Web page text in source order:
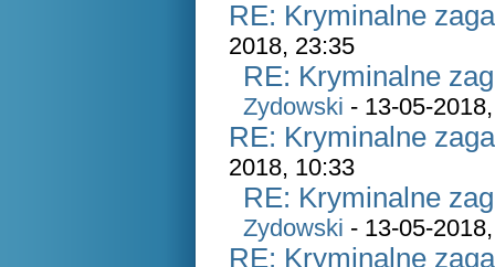
RE: Kryminalne
2018, 23:35
RE: Kryminalne
Zydowski - 13-05-
RE: Kryminalne
2018, 10:33
RE: Kryminalne
Zydowski - 13-05-
RE: Kryminalne